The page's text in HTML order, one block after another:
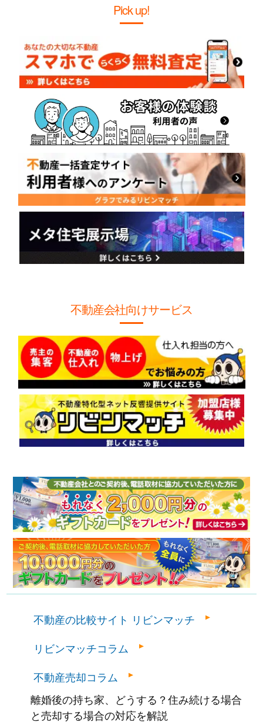
Pick up!
不動産会社向けサービス
不動産の比較サイト リビンマッチ
リビンマッチコラム
不動産売却コラム
離婚後の持ち家、どうする？住み続ける場合
と売却する場合の対応を解説